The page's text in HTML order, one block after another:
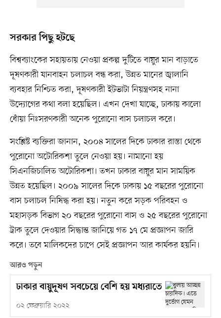
সরকার পিছু হটছে
বিশ্বব্যাংকের সহায়তায় নেওয়া প্রকল্প দুটিতে বায়ুর মান বাড়াতে
দূষণকারী যানবাহন চলাচল বন্ধ করা, উন্নত মানের জ্বালানি
ব্যবহার নিশ্চিত করা, দূষণকারী ইটভাটা নিয়ন্ত্রণসহ নানা
উদ্যোগের কথা বলা হয়েছিল। এখন দেখা যাচ্ছে, ঢাকায় কালো
ধোঁয়া নিঃসরণকারী অনেক পুরোনো বাস চলাচল করে।
সংশ্লিষ্ট ব্যক্তিরা জানান, ২০০৪ সালের দিকে ঢাকার রাস্তা থেকে
পুরোনো অটোরিকশা তুলে নেওয়া হয়। নামানো হয়
সিএনজিচালিত অটোরিকশা। তখন ঢাকার বায়ুর মান সাময়িক
উন্নত হয়েছিল। ২০০৯ সালের দিকে ঢাকায় ১৫ বছরের পুরোনো
বাস চলাচল নিষিদ্ধ করা হয়। নতুন করে সড়ক পরিবহন ও
মহাসড়ক বিভাগ ২০ বছরের পুরোনো বাস ও ২৫ বছরের পুরোনো
ট্রাক তুলে দেওয়ার সিদ্ধান্ত জানিয়ে গত ১৭ মে প্রজ্ঞাপন জারি
করে। তবে মালিকদের চাপে সেই প্রজ্ঞাপন আর কার্যকর হয়নি।
আরও পড়ুন
ঢাকার বায়ুদূষণ সবচেয়ে বেশি হয় মধ্যরাতে
০২ ফেব্রুয়ারি ২০২২